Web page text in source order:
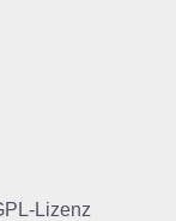
Lizenz